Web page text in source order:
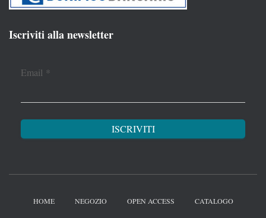
Iscriviti alla newsletter
Email *
HOME NEGOZIO OPEN ACCESS CATALOGO